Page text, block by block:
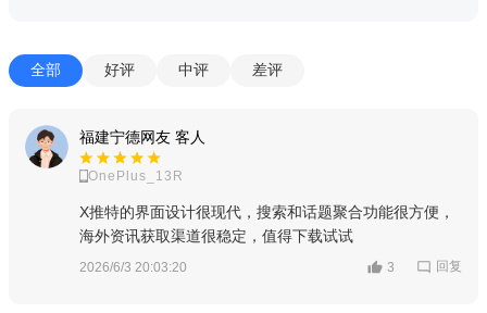
全部 好评 中评 差评
福建宁德网友 客人
OnePlus_13R
X推特的界面设计很现代，搜索和话题聚合功能很方便，
海外资讯获取渠道很稳定，值得下载试试
2026/6/3 20:03:20 3 回复